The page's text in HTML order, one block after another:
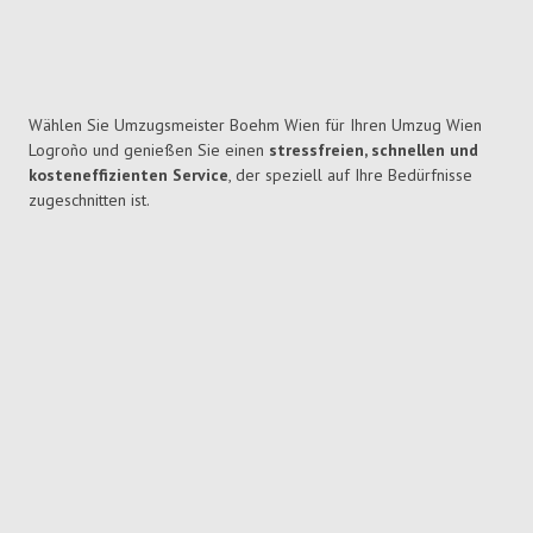
Wählen Sie Umzugsmeister Boehm Wien für Ihren Umzug Wien
Logroño und genießen Sie einen stressfreien, schnellen und
kosteneffizienten Service, der speziell auf Ihre Bedürfnisse
zugeschnitten ist.